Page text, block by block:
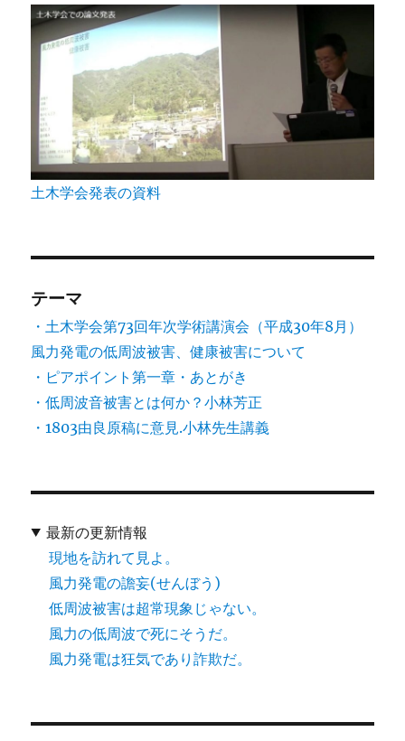
土木学会発表の資料
テーマ
・土木学会第73回年次学術講演会（平成30年8月）
風力発電の低周波被害、健康被害について
・ピアポイント第一章・あとがき
・低周波音被害とは何か？小林芳正
・1803由良原稿に意見.小林先生講義
最新の更新情報
現地を訪れて見よ。
風力発電の譫妄(せんぼう)
低周波被害は超常現象じゃない。
風力の低周波で死にそうだ。
風力発電は狂気であり詐欺だ。